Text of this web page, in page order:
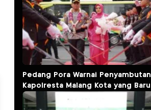
Pedang Pora Warnai Penyambutan
Kapolresta Malang Kota yang Baru